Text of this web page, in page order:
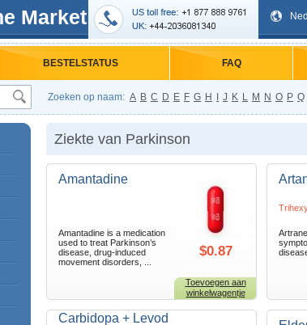
Market
BESTELSTATUS FAQ
Zoeken op naam: A B C D E F G H J K L M N O P Q
Ziekte van Parkinson
Amantadine
Amantadine is a medication
used to treat Parkinson’s
disease, drug-induced
movement disorders, ...
$0.87
Toevoegen aan
winkelwagentje
Carbidopa + Levod